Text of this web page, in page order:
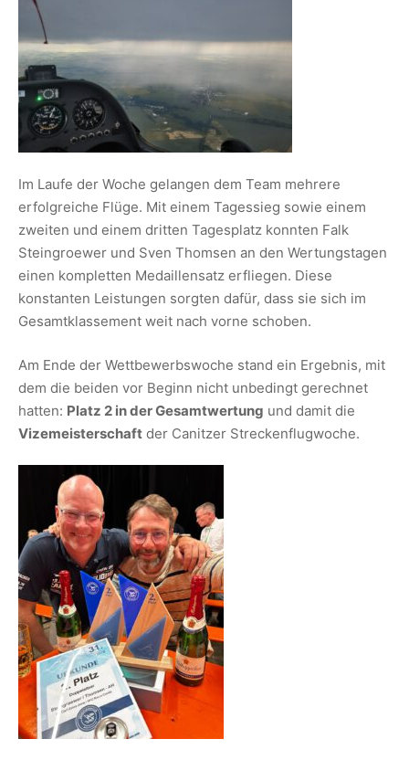
Im Laufe der Woche gelangen dem Team mehrere
erfolgreiche Flüge. Mit einem Tagessieg sowie einem
zweiten und einem dritten Tagesplatz konnten Falk
Steingroewer und Sven Thomsen an den Wertungstagen
einen kompletten Medaillensatz erfliegen. Diese
konstanten Leistungen sorgten dafür, dass sie sich im
Gesamtklassement weit nach vorne schoben.
Am Ende der Wettbewerbswoche stand ein Ergebnis, mit
dem die beiden vor Beginn nicht unbedingt gerechnet
hatten: Platz 2 in der Gesamtwertung und damit die
Vizemeisterschaft der Canitzer Streckenflugwoche.